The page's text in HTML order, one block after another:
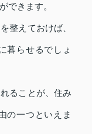
できます。
整えておけば、
暮らせるでしょ
ることが、住み
の一つといえま